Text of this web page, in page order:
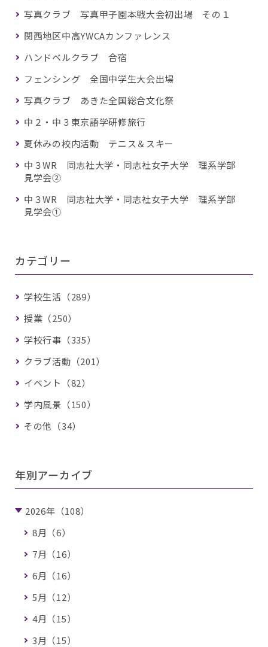
写真クラブ 写真甲子園本戦大会初出場 その１
関西地区中高YWCAカンファレンス
ハンドベルクラブ 合宿
フェンシング 全国中学生大会出場
写真クラブ あきた全国総合文化祭
中２・中３東京語学研修旅行
夏休みの校内活動 テニス＆スキー
中３WR 同志社大学・同志社女子大学 理系学部
見学会②
中３WR 同志社大学・同志社女子大学 理系学部
見学会①
カテゴリー
学校生活（289）
授業（250）
学校行事（335）
クラブ活動（201）
イベント（82）
学内風景（150）
その他（34）
年別アーカイブ
2026年（108）
8月（6）
7月（16）
6月（16）
5月（12）
4月（15）
3月（15）